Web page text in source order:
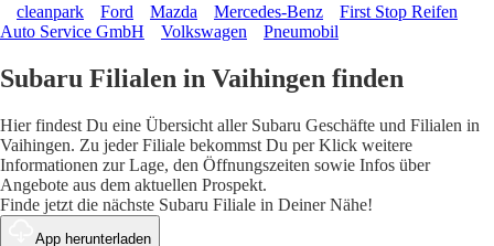
cleanpark Ford Mazda Mercedes-Benz
First Stop Reifen
Auto Service GmbH
Volkswagen Pneumobil
Subaru Filialen in Vaihingen finden
Hier findest Du eine Übersicht aller Subaru Geschäfte und Filialen in
Vaihingen. Zu jeder Filiale bekommst Du per Klick weitere
Informationen zur Lage, den Öffnungszeiten sowie Infos über
Angebote aus dem aktuellen Prospekt.
Finde jetzt die nächste Subaru Filiale in Deiner Nähe!
App herunterladen